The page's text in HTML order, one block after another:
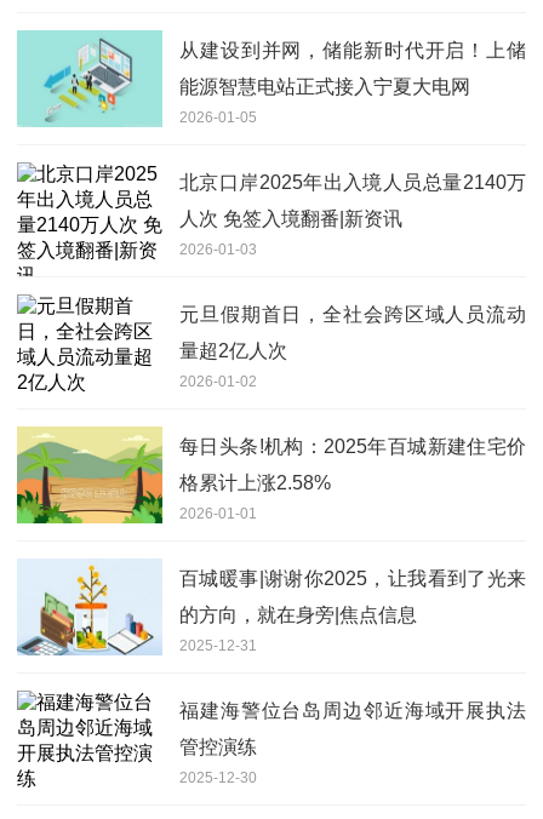
从建设到并网，储能新时代开启！上储
能源智慧电站正式接入宁夏大电网
2026-01-05
北京口岸2025年出入境人员总量2140万
人次 免签入境翻番|新资讯
2026-01-03
元旦假期首日，全社会跨区域人员流动
量超2亿人次
2026-01-02
每日头条!机构：2025年百城新建住宅价
格累计上涨2.58%
2026-01-01
百城暖事|谢谢你2025，让我看到了光来
的方向，就在身旁|焦点信息
2025-12-31
福建海警位台岛周边邻近海域开展执法
管控演练
2025-12-30